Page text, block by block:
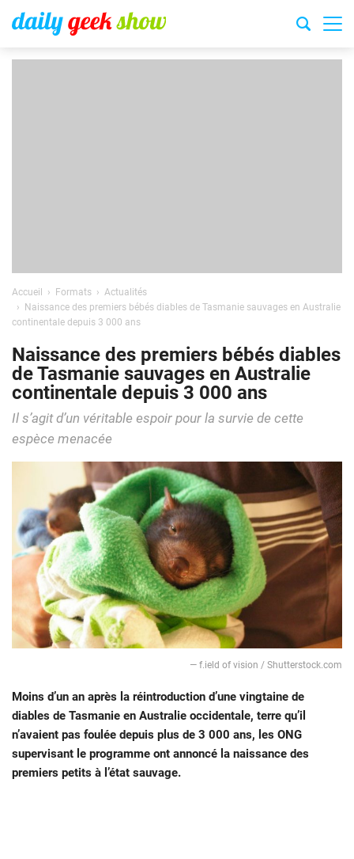
Accueil Formats
Actualités
Naissance des premiers bébés diables de Tasmanie sauvages en Australie
continentale depuis 3 000 ans
Naissance des premiers bébés diables
de Tasmanie sauvages en Australie
continentale depuis 3 000 ans
Il s’agit d’un véritable espoir pour la survie de cette
espèce menacée
— f.ield of vision / Shutterstock.com
Moins d’un an après la réintroduction d’une vingtaine de
diables de Tasmanie en Australie occidentale, terre qu’il
n’avaient pas foulée depuis plus de 3 000 ans, les ONG
supervisant le programme ont annoncé la naissance des
premiers petits à l’état sauvage.